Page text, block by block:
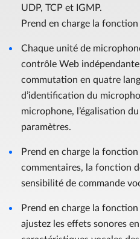
UDP, TCP et IGMP.
Prend en charge la
Chaque unité de
contrôle Web
commutation en quatre
d’identification du
microphone, l’égalisation
paramètres.
Prend en charge la
commentaires, la fonction
sensibilité de commande
Prend en charge la
ajustez les effets sonores